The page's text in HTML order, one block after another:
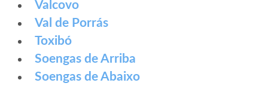
Valcovo
Val de Porrás
Toxibó
Soengas de Arriba
Soengas de Abaixo